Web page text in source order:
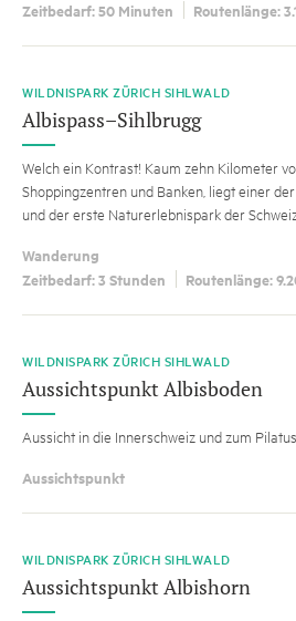
Zeitbedarf: 50 Minuten
Routenlänge:
WILDNISPARK ZÜRICH SIHLWALD
Albispass–Sihlbrugg
Welch ein Kontrast! Kaum zehn Kilometer
Shoppingzentren und Banken, liegt einer
und der erste Naturerlebnispark der
Wanderung
Zeitbedarf: 3 Stunden
Routenlänge:
WILDNISPARK ZÜRICH SIHLWALD
Aussichtspunkt Albisboden
Aussicht in die Innerschweiz und zum Pilatus.
Aussichtspunkt
WILDNISPARK ZÜRICH SIHLWALD
Aussichtspunkt Albishorn